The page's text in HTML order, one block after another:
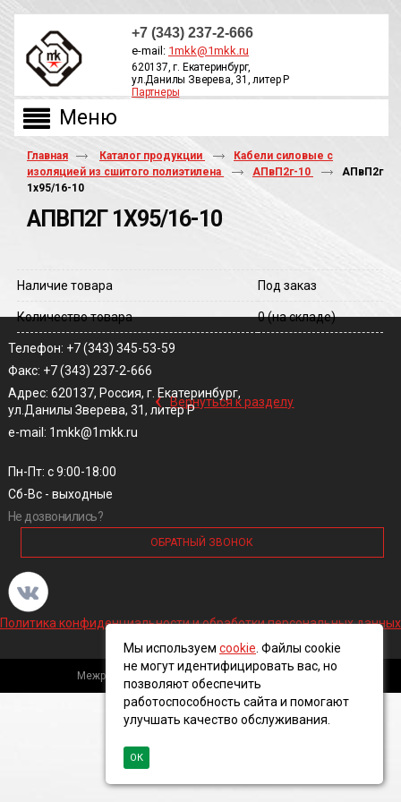
+7 (343) 237-2-666
e-mail: 1mkk@1mkk.ru
620137, г. Екатеринбург,
ул.Данилы Зверева, 31, литер Р
Партнеры
Главная Каталог продукции
Кабели силовые с
изоляцией из сшитого полиэтилена
АПвП2г-10
АПвП2г
1х95/16-10
АПВП2Г 1Х95/16-10
Наличие товара Под заказ
Количество товара 0(на складе)
‹ Вернуться к разделу
Телефон: +7 (343) 345-53-59
Факс: +7 (343) 237-2-666
Адрес: 620137, Россия, г. Екатеринбург,
ул.Данилы Зверева, 31, литер Р
e-mail: 1mkk@1mkk.ru
Пн-Пт: с 9:00-18:00
Сб-Вс - выходные
Не дозвонились?
ОБРАТНЫЙ ЗВОНОК
Политика конфиденциальности и обработки персональных данных
Межрегиональная кабельная компания, 2016 ©
Мы используем cookie . Файлы cookie
не могут идентифицировать вас, но
позволяют обеспечить
работоспособность сайта и помогают
улучшать качество обслуживания.
ОК